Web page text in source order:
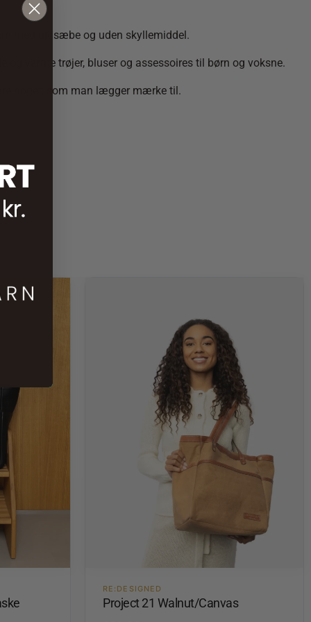
med uldsæbe og uden skyllemiddel.
varme trøjer, bluser og assessoires til børn og voksne.
noget, som man lægger mærke til.
RE:DESIGNED
Project 21 Walnut/Canvas